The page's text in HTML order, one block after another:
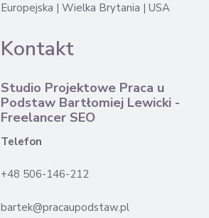
Europejska | Wielka Brytania | USA
Kontakt
Studio Projektowe Praca u
Podstaw Bartłomiej Lewicki -
Freelancer SEO
Telefon
+48 506-146-212
bartek@pracaupodstaw.pl